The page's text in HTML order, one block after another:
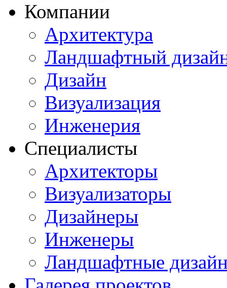
Компании
Архитектура
Ландшафтный
Дизайн
Визуализация
Инженерия
Специалисты
Архитекторы
Визуализаторы
Дизайнеры
Инженеры
Ландшафтные